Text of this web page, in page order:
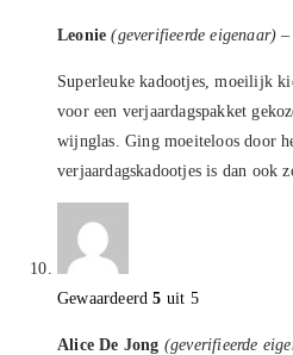
Leonie(geverifieerde eigenaar) –
Superleuke kadootjes, moeilijk
voor een verjaardagspakket
wijnglas. Ging moeiteloos door
verjaardagskadootjes is dan ook
Gewaardeerd5 uit 5
Alice De Jong (geverifieerde